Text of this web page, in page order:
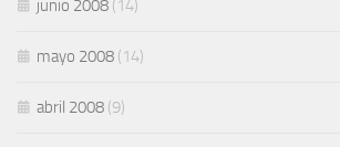
junio 2008 (14)
mayo 2008 (14)
abril 2008 (9)